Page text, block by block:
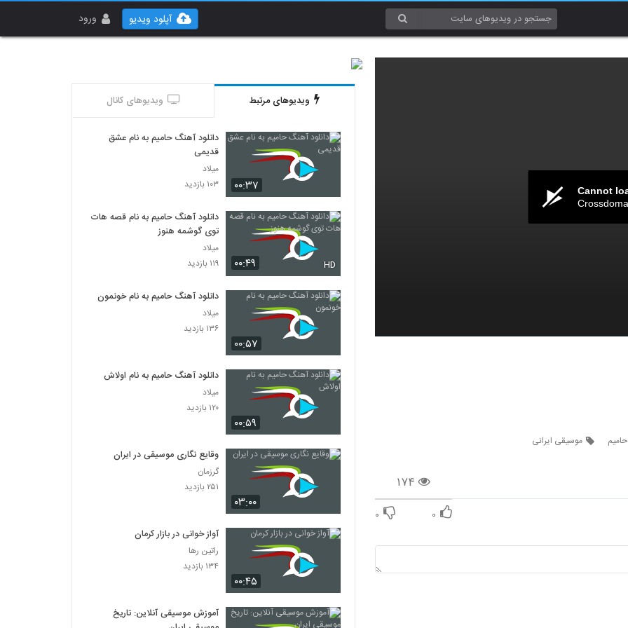
ورود آپلود ویدیو
Cannot
موسیقی ایرانی
۱۷۴
۰ ۰
ویدیوهای مرتبط ویدیوهای کانال
۰۰:۳۷
دانلود آهنگ حامیم به نام عشق
قدیمی
میلاد
۱۰۳ بازدید
۰۰:۴۹ HD
دانلود آهنگ حامیم به نام قصه هات
توی گوشمه هنوز
میلاد
۱۱۹ بازدید
۰۰:۵۷
دانلود آهنگ حامیم به نام خونمون
میلاد
۱۳۶ بازدید
۰۰:۵۹
دانلود آهنگ حامیم به نام اولاش
میلاد
۱۲۰ بازدید
۰۳:۰۰
وقایع نگاری موسیقی در ایران
گرزمان
۲۵۱ بازدید
۰۰:۴۵
آواز خوانی در بازار کرمان
راتین رها
۱۳۴ بازدید
آموزش موسیقی آنلاین: تاریخ